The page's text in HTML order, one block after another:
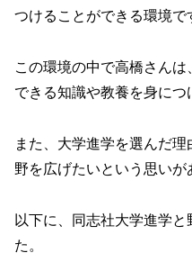
つけることができる環境で
この環境の中で高橋さん
できる知識や教養を身につ
また、大学進学を選んだ
野を広げたいという思いが
以下に、同志社大学進学
た。